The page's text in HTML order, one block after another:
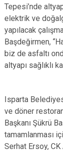
Tepesi’nde
elektrik ve
yapılacak
Başdeğirmen,
biz de asfaltı
altyapı sağlıklı
Isparta
ve döner
Başkanı Şükrü
tamamlanması
Serhat Ersoy,